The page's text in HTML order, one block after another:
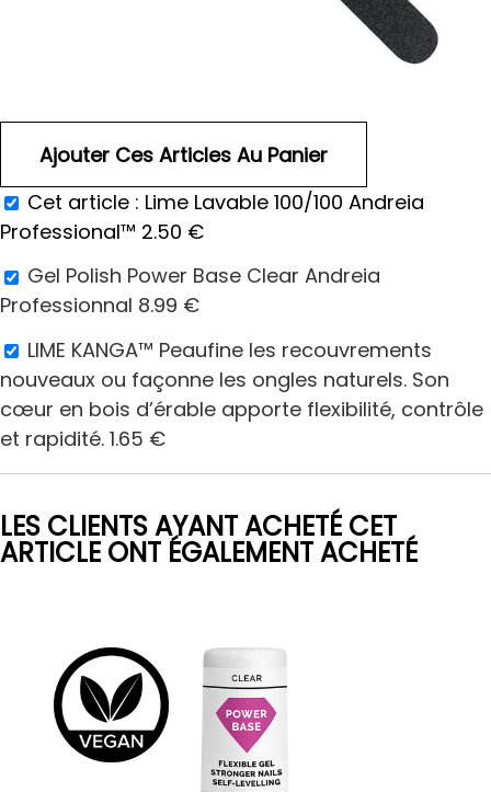
Cet article : Lime Lavable 100/100 Andreia
Professional™ 2.50 €
Gel Polish Power Base Clear Andreia
Professionnal 8.99 €
LIME KANGA™ Peaufine les recouvrements
nouveaux ou façonne les ongles naturels. Son
cœur en bois d’érable apporte flexibilité, contrôle
et rapidité. 1.65 €
LES CLIENTS AYANT ACHETÉ CET
ARTICLE ONT ÉGALEMENT ACHETÉ